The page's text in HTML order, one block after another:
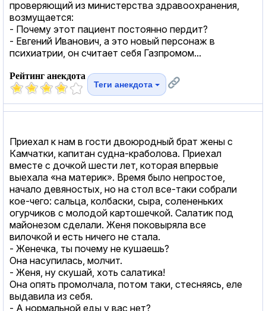
проверяющий из министерства здравоохранения,
возмущается:
- Почему этот пациент постоянно пердит?
- Евгений Иванович, а это новый персонаж в
психиатрии, он считает себя Газпромом...
Рейтинг анекдота
Теги анекдота
Приехал к нам в гости двоюродный брат жены с
Камчатки, капитан судна-краболова. Приехал
вместе с дочкой шести лет, которая впервые
выехала «на материк». Время было непростое,
начало девяностых, но на стол все-таки собрали
кое-чего: сальца, колбаски, сыра, солененьких
огурчиков с молодой картошечкой. Салатик под
майонезом сделали. Женя поковыряла все
вилочкой и есть ничего не стала.
- Женечка, ты почему не кушаешь?
Она насупилась, молчит.
- Женя, ну скушай, хоть салатика!
Она опять промолчала, потом таки, стесняясь, еле
выдавила из себя.
- А нормальной еды у вас нет?